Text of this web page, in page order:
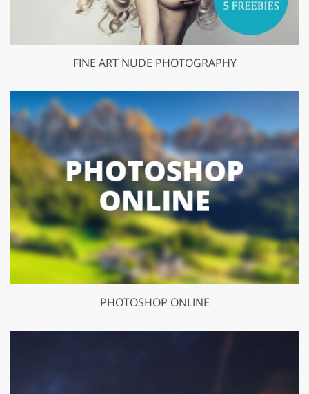
FINE ART NUDE PHOTOGRAPHY
PHOTOSHOP ONLINE